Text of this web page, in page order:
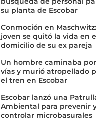
su planta de Escobar
Conmoción en
joven se quitó la vida en
domicilio de su ex pareja
Un hombre caminaba
vías y murió atropellado
el tren en Escobar
Escobar lanzó una
Ambiental para prevenir
controlar microbasurales